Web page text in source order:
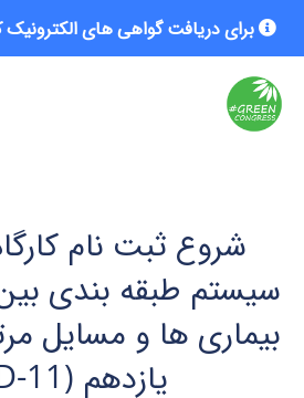
برای دریافت گواهی های الکترونیک
شروع ثبت نام
سیستم طبقه بندی بین
بیماری ها و مسایل
یازدهم (ICD-11 )